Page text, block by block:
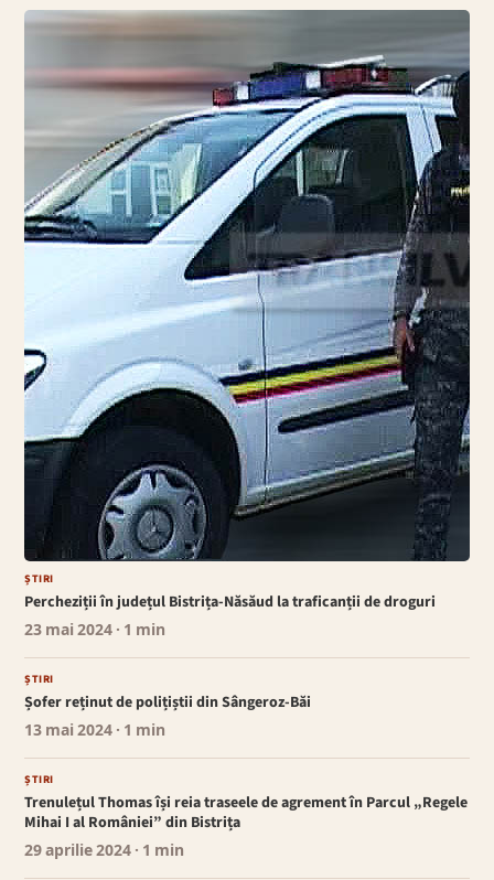
ȘTIRI
Percheziții în județul Bistrița-Năsăud la traficanții de droguri
23 mai 2024 · 1 min
ȘTIRI
Șofer reținut de polițiștii din Sângeroz-Băi
13 mai 2024 · 1 min
ȘTIRI
Trenulețul Thomas își reia traseele de agrement în Parcul „Regele
Mihai I al României” din Bistrița
29 aprilie 2024 · 1 min